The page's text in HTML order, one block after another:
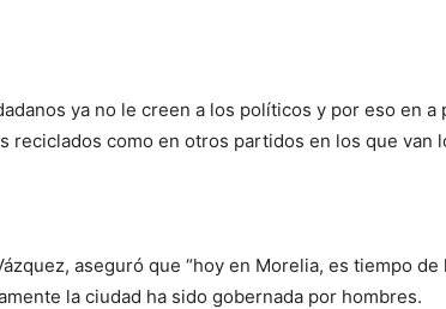
ya no le creen a los políticos y por eso en
reciclados como en otros partidos en los que van
aseguró que “hoy en Morelia, es tiempo
la ciudad ha sido gobernada por hombres.